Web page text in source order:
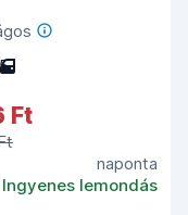
5
Ft
naponta
Ingyenes lemondás